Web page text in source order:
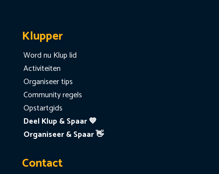
Klupper
Word nu Klup lid
Activiteiten
Organiseer tips
Community regels
Opstartgids
Deel Klup & Spaar 💙
Organiseer & Spaar 👋
Contact